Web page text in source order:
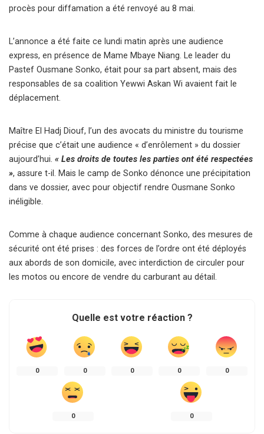
procès pour diffamation a été renvoyé au 8 mai.
L’annonce a été faite ce lundi matin après une audience
express, en présence de Mame Mbaye Niang. Le leader du
Pastef Ousmane Sonko, était pour sa part absent, mais des
responsables de sa coalition Yewwi Askan Wi avaient fait le
déplacement.
Maître El Hadj Diouf, l’un des avocats du ministre du tourisme
précise que c’était une audience « d’enrôlement » du dossier
aujourd’hui. « Les droits de toutes les parties ont été respectées
», assure t-il. Mais le camp de Sonko dénonce une précipitation
dans ve dossier, avec pour objectif rendre Ousmane Sonko
inéligible.
Comme à chaque audience concernant Sonko, des mesures de
sécurité ont été prises : des forces de l’ordre ont été déployés
aux abords de son domicile, avec interdiction de circuler pour
les motos ou encore de vendre du carburant au détail.
Quelle est votre réaction ?
0 0 0 0 0
0 0